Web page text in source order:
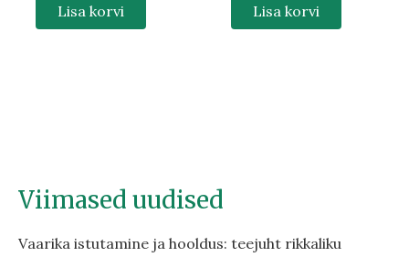
Viimased uudised
Vaarika istutamine ja hooldus: teejuht rikkaliku
Lisa korvi Lisa korvi